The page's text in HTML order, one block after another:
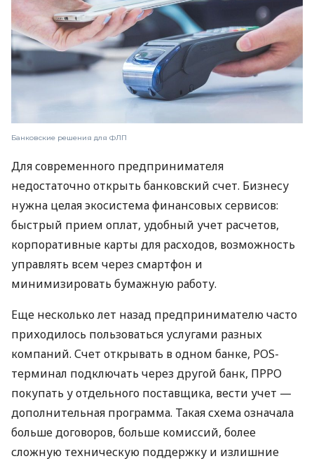
Банковские решения для ФЛП
Для современного предпринимателя
недостаточно открыть банковский счет. Бизнесу
нужна целая экосистема финансовых сервисов:
быстрый прием оплат, удобный учет расчетов,
корпоративные карты для расходов, возможность
управлять всем через смартфон и
минимизировать бумажную работу.
Еще несколько лет назад предпринимателю часто
приходилось пользоваться услугами разных
компаний. Счет открывать в одном банке, POS-
терминал подключать через другой банк, ПРРО
покупать у отдельного поставщика, вести учет —
дополнительная программа. Такая схема означала
больше договоров, больше комиссий, более
сложную техническую поддержку и излишние